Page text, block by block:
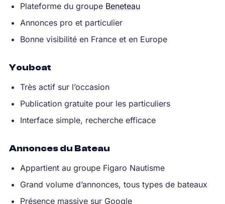
Plateforme du groupe Beneteau
Annonces pro et particulier
Bonne visibilité en France et en Europe
Youboat
Très actif sur l’occasion
Publication gratuite pour les particuliers
Interface simple, recherche efficace
Annonces du Bateau
Appartient au groupe Figaro Nautisme
Grand volume d’annonces, tous types de bateaux
Présence massive sur Google